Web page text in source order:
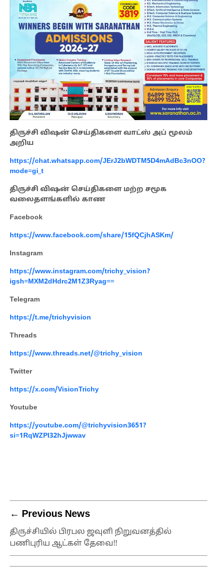
திருச்சி விஷன் செய்திகளை வாட்ஸ் அப் மூலம்
அறிய
https://chat.whatsapp.com/JErJ2bWDTM5D4mAdBc3nOO?
mode=gi_t
திருச்சி விஷன் செய்திகளை மற்ற சமூக
வலைதளங்களில் காண
Facebook
https://www.facebook.com/share/15fQCjhASKm/
Instagram
https://www.instagram.com/trichy_vision?
igsh=MXM2dHdrc2M1Z3Ryag==
Telegram
https://t.me/trichyvision
Threads
https://www.threads.net/@trichy_vision
Twitter
https://x.com/VisionTrichy
Youtube
https://youtube.com/@trichyvision3651?
si=1RqWZPI32hJjwwav
← Previous News
திருச்சியில் பிரபல ஜவுளி நிறுவனத்தில்
பணிபுரிய ஆட்கள் தேவை!!